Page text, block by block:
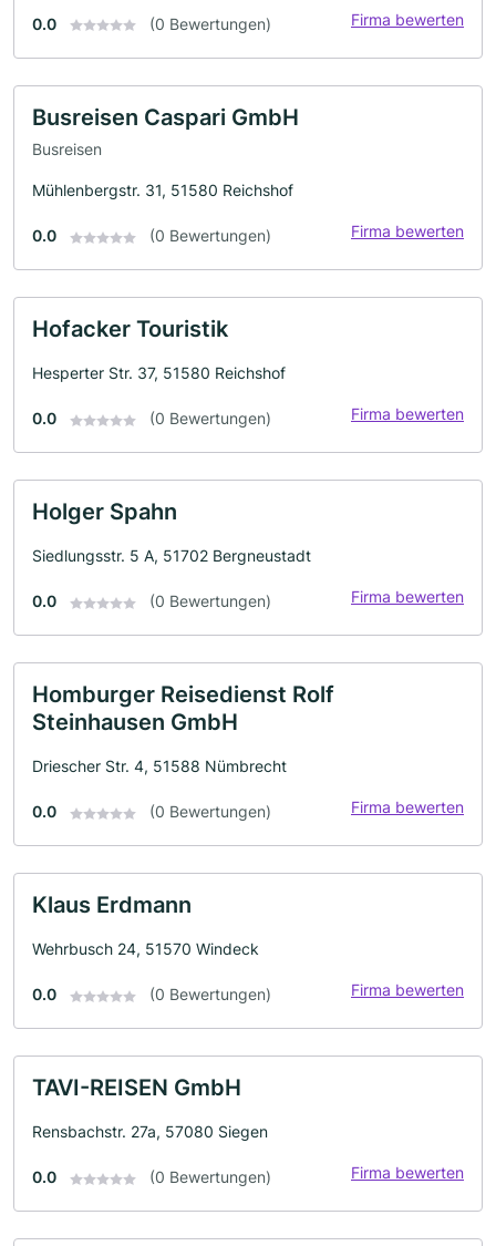
0.0 (0 Bewertungen) Firma bewerten
Busreisen Caspari GmbH
Busreisen
Mühlenbergstr. 31, 51580 Reichshof
0.0 (0 Bewertungen) Firma bewerten
Hofacker Touristik
Hesperter Str. 37, 51580 Reichshof
0.0 (0 Bewertungen) Firma bewerten
Holger Spahn
Siedlungsstr. 5 A, 51702 Bergneustadt
0.0 (0 Bewertungen) Firma bewerten
Homburger Reisedienst Rolf
Steinhausen GmbH
Driescher Str. 4, 51588 Nümbrecht
0.0 (0 Bewertungen) Firma bewerten
Klaus Erdmann
Wehrbusch 24, 51570 Windeck
0.0 (0 Bewertungen) Firma bewerten
TAVI-REISEN GmbH
Rensbachstr. 27a, 57080 Siegen
0.0 (0 Bewertungen) Firma bewerten